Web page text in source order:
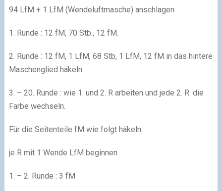
94 LfM + 1 LfM (Wendeluftmasche) anschlagen
1. Runde : 12 fM, 70 Stb., 12 fM.
2. Runde : 12 fM, 1 LfM, 68 Stb, 1 LfM, 12 fM in das hintere
Maschenglied häkeln
3. – 20. Runde : wie 1. und 2. R arbeiten und jede 2. R. die
Farbe wechseln.
Für die Seitenteile fM wie folgt häkeln:
je R mit 1 Wende LfM beginnen
1. – 2. Runde : 3 fM